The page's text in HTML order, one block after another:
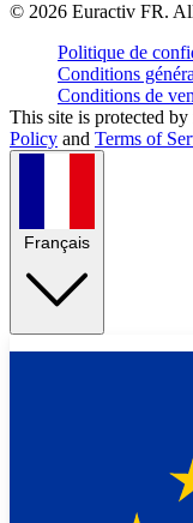
© 2026 Euractiv FR.
Politique de
Conditions
Conditions de
This site is protected
Policy and Terms of
Français